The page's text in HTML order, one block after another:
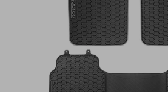
Lubricantes